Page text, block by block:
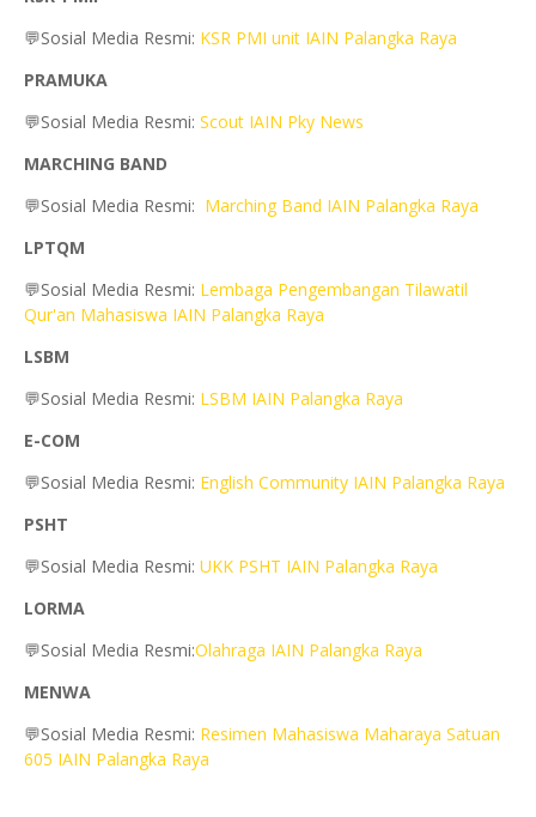
💬Sosial Media Resmi: KSR PMI unit IAIN Palangka Raya
PRAMUKA
💬Sosial Media Resmi: Scout IAIN Pky News
MARCHING BAND
💬Sosial Media Resmi: Marching Band IAIN Palangka Raya
LPTQM
💬Sosial Media Resmi: Lembaga Pengembangan Tilawatil
Qur'an Mahasiswa IAIN Palangka Raya
LSBM
💬Sosial Media Resmi: LSBM IAIN Palangka Raya
E-COM
💬Sosial Media Resmi: English Community IAIN Palangka Raya
PSHT
💬Sosial Media Resmi: UKK PSHT IAIN Palangka Raya
LORMA
💬Sosial Media Resmi:Olahraga IAIN Palangka Raya
MENWA
💬Sosial Media Resmi: Resimen Mahasiswa Maharaya Satuan
605 IAIN Palangka Raya